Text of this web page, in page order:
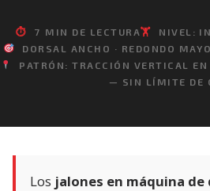
⏱ 7 MIN DE LECTURA🏋️
NIVEL:
DORSAL ANCHO · REDONDO
PATRÓN: TRACCIÓN VERTICAL
— SIN LÍMITE DE
Los jalones en máquina de